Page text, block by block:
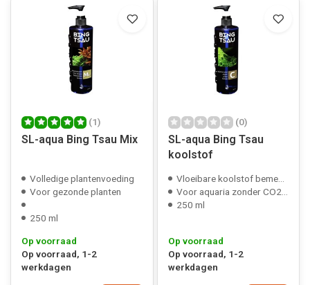
(1)
SL-aqua Bing Tsau Mix
Volledige plantenvoeding
Voor gezonde planten
250 ml
Op voorraad
Op voorraad, 1-2
werkdagen
(0)
SL-aqua Bing Tsau
koolstof
Vloeibare koolstof bemesting
Voor aquaria zonder CO2 bemesting
250 ml
Op voorraad
Op voorraad, 1-2
werkdagen